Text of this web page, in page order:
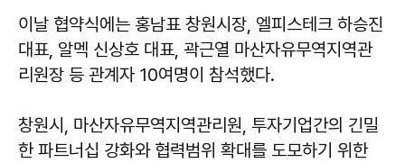
이날 협약식에는 홍남표 창원시장, 엘피스테크 하승진
대표, 알멕 신상호 대표, 곽근열 마산자유무역지역관
리원장 등 관계자 10여명이 참석했다.
창원시, 마산자유무역지역관리원, 투자기업간의 긴밀
한 파트너십 강화와 협력범위 확대를 도모하기 위한